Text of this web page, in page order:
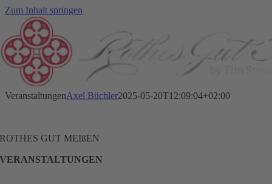
Zum Inhalt springen
VeranstaltungenAxel Büchler2025-05-20T12:09:04+02:00
ROTHES GUT MEIßEN
VERANSTALTUNGEN